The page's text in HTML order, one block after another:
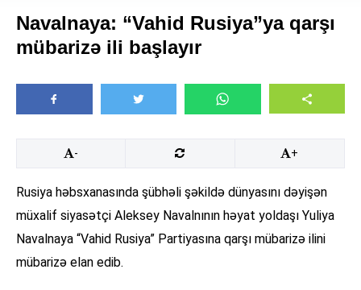
Navalnaya: “Vahid Rusiya”ya qarşı
mübarizə ili başlayır
- +
Rusiya həbsxanasında şübhəli şəkildə dünyasını dəyişən
müxalif siyasətçi Aleksey Navalnının həyat yoldaşı Yuliya
Navalnaya “Vahid Rusiya” Partiyasına qarşı mübarizə ilini
mübarizə elan edib.